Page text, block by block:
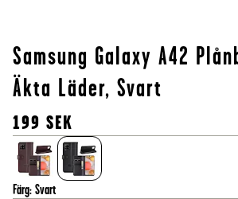
Samsung Galaxy A42
Äkta Läder, Svart
199 SEK
Färg: Svart